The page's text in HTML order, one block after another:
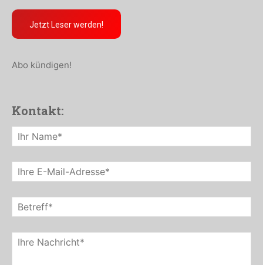
Jetzt Leser werden!
Abo kündigen!
Kontakt: